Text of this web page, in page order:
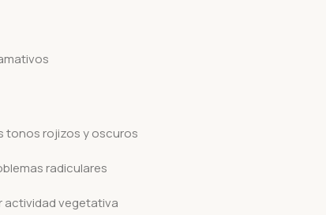
tonos rojizos y oscuros
radiculares
actividad vegetativa